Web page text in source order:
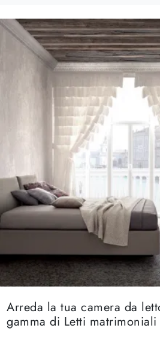
Arreda la tua camera da
gamma di Letti